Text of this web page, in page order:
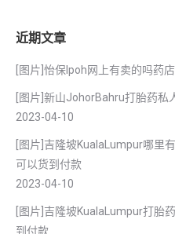
近期文章
[图片]怡保lpoh网上有卖的吗药
[图片]新山JohorBahru打胎药
2023-04-10
[图片]吉隆坡KualaLumpur哪里
可以货到付款
2023-04-10
[图片]吉隆坡KualaLumpur打胎
到付款